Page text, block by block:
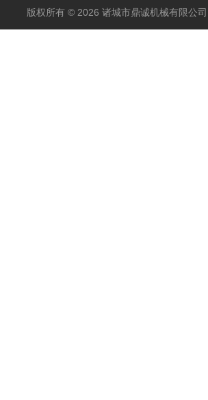
版权所有 © 2026 诸城市鼎诚机械有限公司